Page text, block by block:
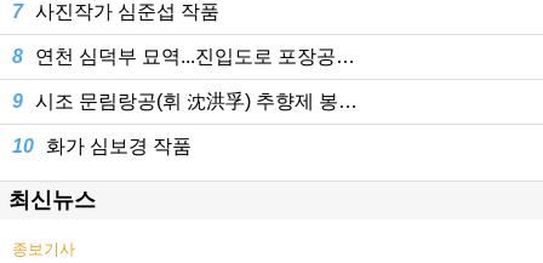
7 사진작가 심준섭 작품
8 연천 심덕부 묘역...진입도로 포장공…
9 시조 문림랑공(휘 沈洪孚) 추향제 봉…
10 화가 심보경 작품
최신뉴스
종보기사